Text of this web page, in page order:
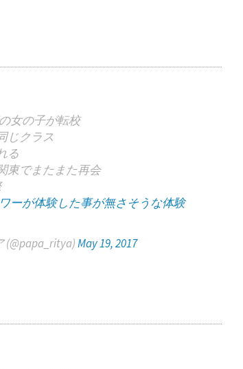
女の子が転校
じクラス
る
東でまたまた再会
ーが体験した事が無さそうな体験
(@papa_ritya)May 19, 2017